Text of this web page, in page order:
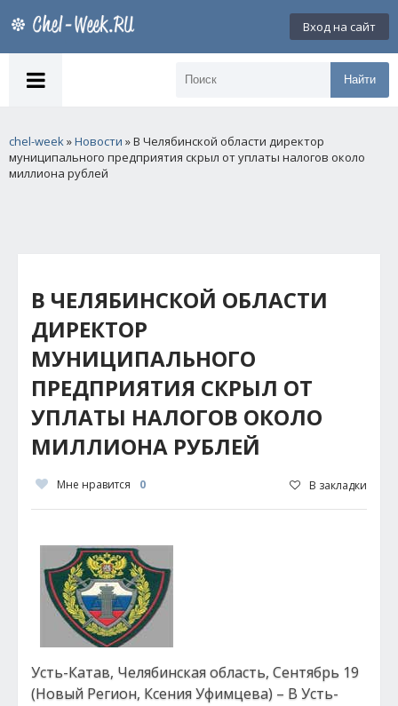
Вход на сайт
Найти
chel-week»Новости » В Челябинской области директор
муниципального предприятия скрыл от уплаты налогов около
миллиона рублей
В ЧЕЛЯБИНСКОЙ ОБЛАСТИ
ДИРЕКТОР
МУНИЦИПАЛЬНОГО
ПРЕДПРИЯТИЯ СКРЫЛ ОТ
УПЛАТЫ НАЛОГОВ ОКОЛО
МИЛЛИОНА РУБЛЕЙ
Мне нравится 0 В закладки
Усть-Катав, Челябинская область, Сентябрь 19
(Новый Регион, Ксения Уфимцева) – В Усть-